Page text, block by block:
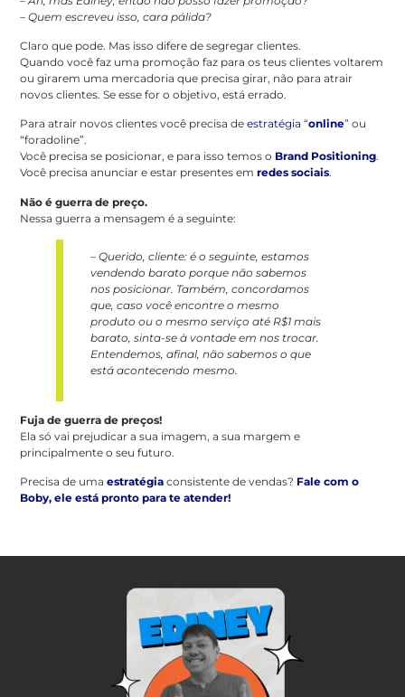
– Quem escreveu isso, cara pálida?
Claro que pode. Mas isso difere de segregar clientes.
Quando você faz uma promoção faz para os teus clientes voltarem
ou girarem uma mercadoria que precisa girar, não para atrair
novos clientes. Se esse for o objetivo, está errado.
Para atrair novos clientes você precisa deestratégia “online” ou
“foradoline”.
Você precisa se posicionar, e para isso temos o Brand Positioning.
Você precisa anunciar e estar presentes emredes sociais.
Não é guerra de preço.
Nessa guerra a mensagem é a seguinte:
– Querido, cliente: é o seguinte, estamos
vendendo barato porque não sabemos
nos posicionar. Também, concordamos
que, caso você encontre o mesmo
produto ou o mesmo serviço até R$1 mais
barato, sinta-se à vontade em nos trocar.
Entendemos, afinal, não sabemos o que
está acontecendo mesmo.
Fuja de guerra de preços!
Ela só vai prejudicar a sua imagem, a sua margem e
principalmente o seu futuro.
Precisa de umaestratégia consistente de vendas? Fale com o
Boby, ele está pronto para te atender!